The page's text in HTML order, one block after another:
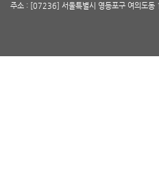
주소 : [07236] 서울특별시 영등포구 여의도